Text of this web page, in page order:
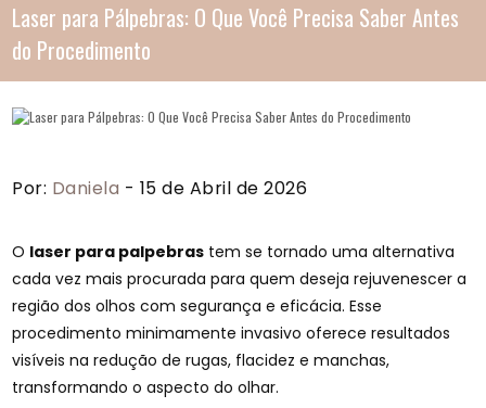
Laser para Pálpebras: O Que Você Precisa Saber Antes
do Procedimento
Por: Daniela - 15 de Abril de 2026
O laser para palpebras tem se tornado uma alternativa
cada vez mais procurada para quem deseja rejuvenescer a
região dos olhos com segurança e eficácia. Esse
procedimento minimamente invasivo oferece resultados
visíveis na redução de rugas, flacidez e manchas,
transformando o aspecto do olhar.